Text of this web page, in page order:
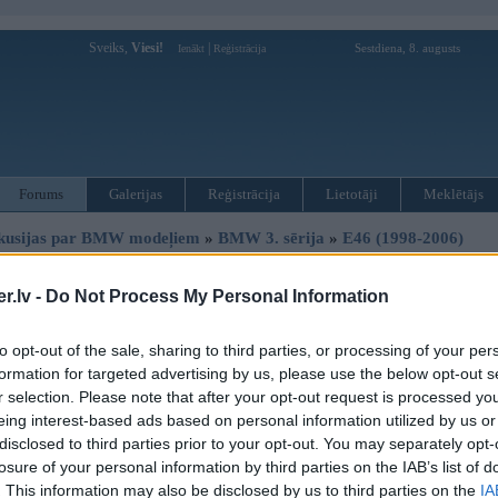
- Do Not Process My Personal Information
opt-out of the sale, sharing to third parties, or processing of your
for targeted advertising by us, please use the below opt-out
selection. Please note that after your opt-out request is processed
interest-based ads based on personal information utilized by us
to third parties prior to your opt-out. You may separately
of your personal information by third parties on the IAB’s list of
This information may also be disclosed by us to third parties on the
Sveiks, Viesi! Ienākt Reģistrācija Sestdiena, 8. augusts
Forums Galerijas Reģistrācija Lietotāji Meklētājs
par BMW modeļiem » BMW 3. sērija » E46 (1998-2006)
Ziņojums
15. Dec 2016, 19:35
Bmw 2002 Gada 3.0 dīzelis xd modelis.
Pamanīju kad nelabi lec autiņš,nomainījām kvēlsveces,un
pušu varbūt kādam ir bijusi pieredze????